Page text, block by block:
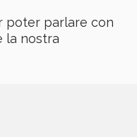
poter parlare con
la nostra